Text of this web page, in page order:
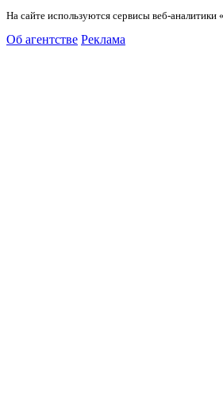
На сайте используются сервисы веб-
Об агентстве Реклама